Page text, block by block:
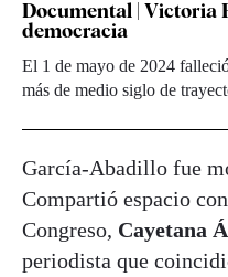
Documental | Victoria
democracia
El 1 de mayo de 2024
más de medio siglo de
García-Abadillo fue
Compartió espacio
Congreso, Cayetana
periodista que